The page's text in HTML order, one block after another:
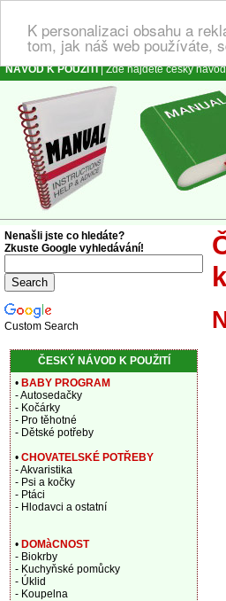
K personalizaci obsahu a
tom, jak náš web používáte,
NÁVOD K POUŽITÍ| Zde najdete český
Nenašli jste co hledáte?
Zkuste Google vyhledávání!
Custom Search
ČESKÝ NÁVOD K POUŽITÍ
• BABY PROGRAM
- Autosedačky
- Kočárky
- Pro těhotné
- Dětské potřeby
• CHOVATELSKÉ POTŘEBY
- Akvaristika
- Psi a kočky
- Ptáci
- Hlodavci a ostatní
• DOMàCNOST
- Biokrby
- Kuchyňské pomůcky
- Úklid
- Koupelna